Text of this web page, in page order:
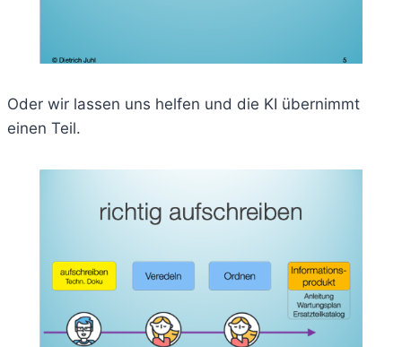
Oder wir lassen uns helfen und die KI übernimmt
einen Teil.